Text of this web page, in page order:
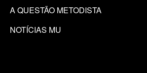
A QUESTÃO METODISTA
NOTÍCIAS MU